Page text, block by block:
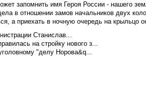
запомнить имя Героя России - нашего
в отношении замов начальников двух
а приехать в ночную очередь на крыльцо
Станислав...
на стройку нового з...
"делу Норова&q...